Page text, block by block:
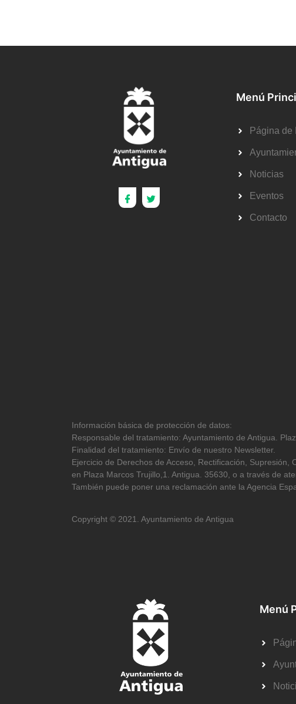
Menú
Página de
Noticias
Eventos
Contacto
Información básica de protección de datos:
Responsable del tratamiento: Ayuntamiento de Antigua.
Finalidad del tratamiento: Envío de nuestro Newsletter.
Ejercicio de Derechos de Acceso, Rectificación,
en Plaza Marcos Trujillo,1. Antigua. 35630, o a través de
También puede poner una reclamación ante la Agencia
Copyright © 2021. Ayuntamiento de Antigua
Menú